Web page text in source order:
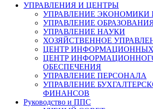
УПРАВЛЕНИЯ И ЦЕНТРЫ
УПРАВЛЕНИЕ ЭКОНОМИКИ
УПРАВЛЕНИЕ
УПРАВЛЕНИЕ НАУКИ
ХОЗЯЙСТВЕННОЕ
ЦЕНТР
ЦЕНТР
ОБЕСПЕЧЕНИЯ
УПРАВЛЕНИЕ ПЕРСОНАЛА
УПРАВЛЕНИЕ
ФИНАНСОВ
Руководство и ППС